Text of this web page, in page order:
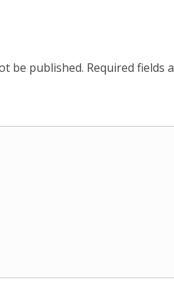
be published. Required fields